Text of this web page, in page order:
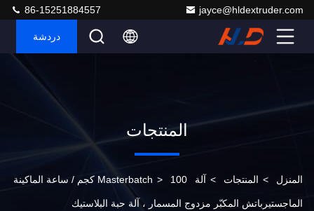
jayce@hldextruder.com
86-15251884557
دردشة
المنتجات
المنزل > المنتجات > آلة Masterbatch > 100 كجم / ساعة الماكينة
الماجستيرباتش المكبّر مزدوج المسمار ، آلة حبة البلاستيك